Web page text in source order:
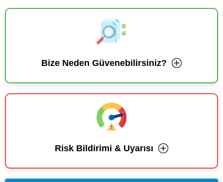
Bize Neden Güvenebilirsiniz?
Risk Bildirimi & Uyarısı